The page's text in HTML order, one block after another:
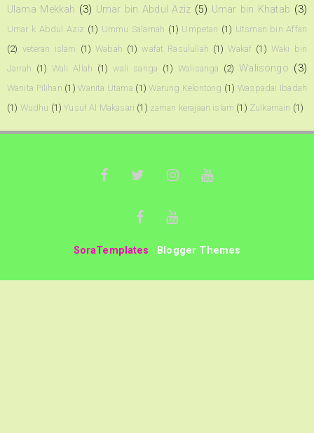
Ulama Mekkah (3) Umar bin Abdul Aziz (5) Umar bin Khatab (3)
Umar k Abdul Aziz (1) Ummu Salamah (1) Umpetan (1) Utsman bin Affan
(2) veteran islam (1) Wabah (1) wafat Rasulullah (1) Wakaf (1) Waki bin
Jarrah (1) Wali Allah (1) wali sanga (1) Walisanga (2) Walisongo (3)
Wanita Pilihan (1) Wanita Utama (1) Warung Kelontong (1) Waspadai Ibadah
(1) Wudhu (1) Yusuf Al Makasari (1) zaman kerajaan islam (1) Zulkarnain (1)
SoraTemplates Blogger Themes